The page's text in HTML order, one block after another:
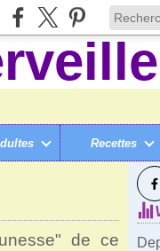
Recettes
de ce